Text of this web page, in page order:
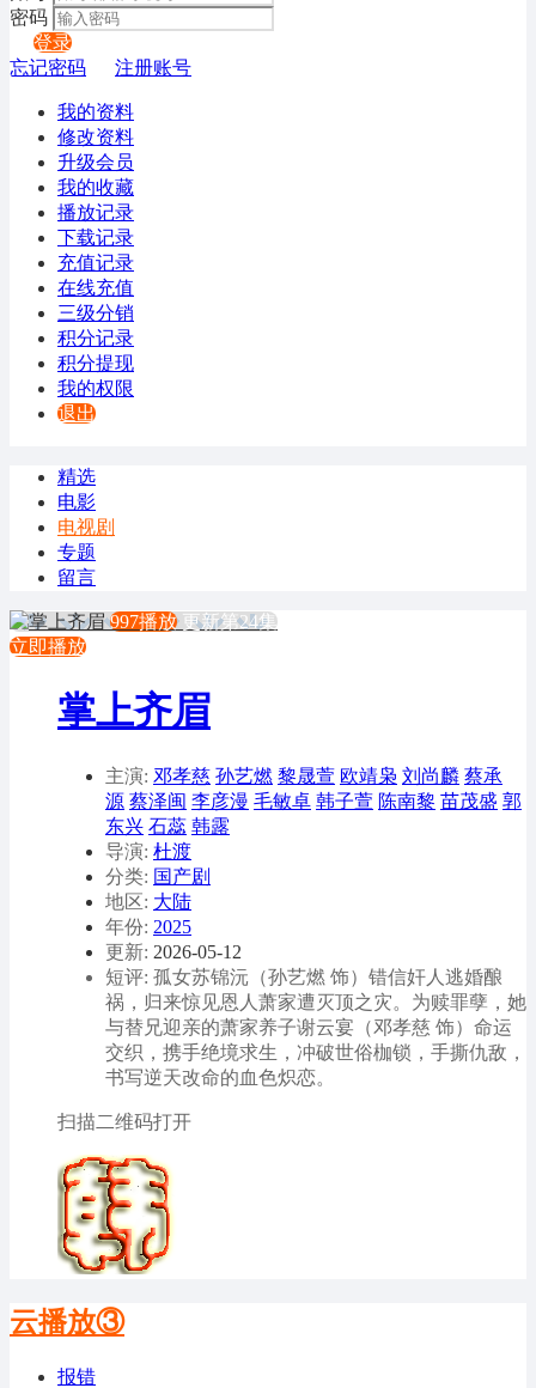
密码
登录
忘记密码
注册账号
我的资料
修改资料
升级会员
我的收藏
播放记录
下载记录
充值记录
在线充值
三级分销
积分记录
积分提现
我的权限
退出
精选
电影
电视剧
专题
留言
997播放 更新第24集
立即播放
掌上齐眉
主演: 邓孝慈 孙艺燃 黎晟萱 欧靖枭 刘尚麟 蔡承
源 蔡泽闽 李彦漫 毛敏卓 韩子萱 陈南黎 苗茂盛 郭
东兴 石蕊 韩露
导演: 杜渡
分类: 国产剧
地区: 大陆
年份: 2025
更新: 2026-05-12
短评: 孤女苏锦沅（孙艺燃 饰）错信奸人逃婚酿
祸，归来惊见恩人萧家遭灭顶之灾。为赎罪孽，她
与替兄迎亲的萧家养子谢云宴（邓孝慈 饰）命运
交织，携手绝境求生，冲破世俗枷锁，手撕仇敌，
书写逆天改命的血色炽恋。
扫描二维码打开
云播放③
报错